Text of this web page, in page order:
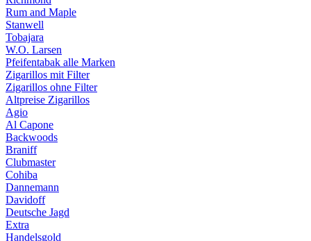
Rum and Maple
Stanwell
Tobajara
W.O. Larsen
Pfeifentabak alle Marken
Zigarillos mit Filter
Zigarillos ohne Filter
Altpreise Zigarillos
Agio
Al Capone
Backwoods
Braniff
Clubmaster
Cohiba
Dannemann
Davidoff
Deutsche Jagd
Extra
Handelsgold